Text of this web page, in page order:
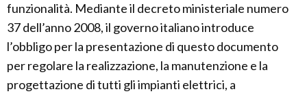
funzionalità. Mediante il decreto ministeriale numero
37 dell’anno 2008, il governo italiano introduce
l’obbligo per la presentazione di questo documento
per regolare la realizzazione, la manutenzione e la
progettazione di tutti gli impianti elettrici, a